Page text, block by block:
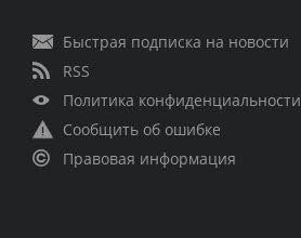
Быстрая подписка на новости
RSS
Политика конфиденциальности
Сообщить об ошибке
Правовая информация